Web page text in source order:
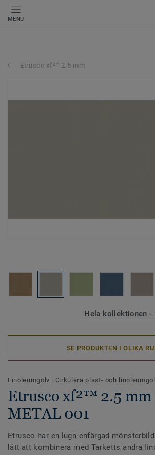
MENU
Etrusco xf²™ 2.5 mm
Hela kollektionen -
SE PRODUKTEN I OLIKA
Linoleumgolv | Cirkulära plast- och
Etrusco xf²™ 2.5 mm
METAL 001
Etrusco har en lugn enfärgad
lätt att kombinera med Tarketts andra